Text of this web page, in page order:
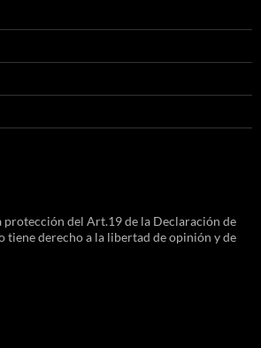
protección del Art.19 de la Declaración de
tiene derecho a la libertad de opinión y de